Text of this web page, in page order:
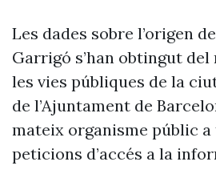
Les dades sobre l’origen
Garrigó s’han obtingut
les vies públiques de la
de l’Ajuntament de
mateix organisme públic a
peticions d’accés a la